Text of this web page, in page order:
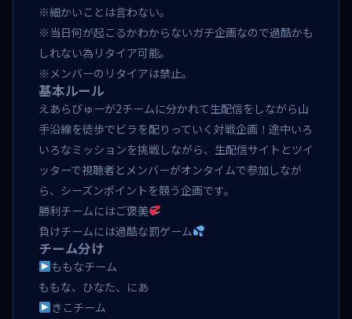
※細かいことは言わない。
※当日何が起こるかわからないガチ企画なので過酷かも
しれない為リタイア可能。
※メンバーのリタイアは禁止。
基本ルール
えあらびゅーが2チームに分かれて生配信をしながら山
手沿線を徒歩でビラを配りっていく対戦企画！途中いろ
いろなミッションを挑戦しながら、生配信サイトとツイ
ッターで視聴者とメンバーがオンタイムで参加しなが
ら、シーズンポイントを競う企画です。
勝利チームにはご褒美
負けチームには過酷な罰ゲーム
チーム分け
ももなチーム
ももな、ひなた、にあ
きこチーム